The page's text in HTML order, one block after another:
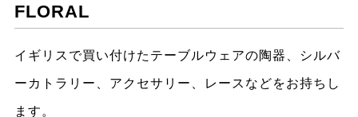
FLORAL
イギリスで買い付けたテーブルウェアの陶器、シルバ
ーカトラリー、アクセサリー、レースなどをお持ちし
ます。